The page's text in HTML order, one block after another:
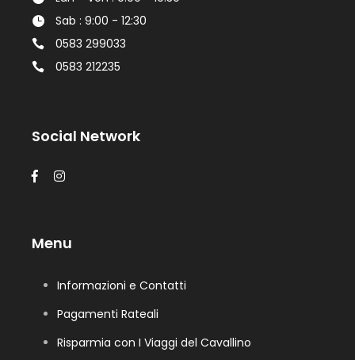
Sab : 9:00 - 12:30
0583 299033
0583 212235
Social Network
Menu
Informazioni e Contatti
Pagamenti Rateali
Risparmia con I Viaggi del Cavallino